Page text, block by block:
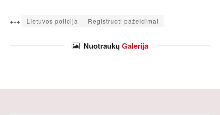
+++ Lietuvos policija Registruoti pažeidimai
NuotraukųGalerija